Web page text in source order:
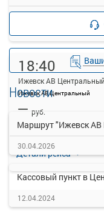
18:40
Ижевск АВ Центральный
Ижевск АВ Центральный
Детали рейса
— руб.
Новости
Маршрут "Ижевск
30.04.2026
Кассовый пункт в
12.04.2024